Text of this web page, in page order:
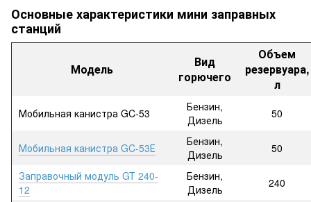
Основные характеристики мини заправных
станций
Модель
Вид
горючего
Объем
резервуара,
л
Мобильная канистра GC-53
Бензин,
Дизель
50
Мобильная канистра GC-53Е
Бензин,
Дизель
50
Заправочный модуль GT 240-
12
Бензин,
Дизель
240